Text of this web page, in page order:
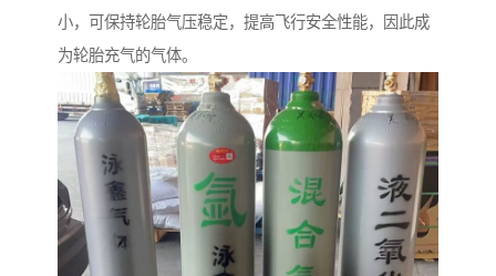
小，可保持轮胎气压稳定，提高飞行安全性能，因此成
为轮胎充气的气体。​